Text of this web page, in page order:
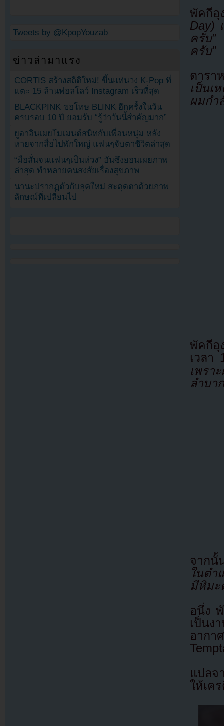
พัคกีอุ
Day)
ครับ”
ครับ”
ดารา
เป็นเ
ผมกำ
พัคกีอุ
เวลา
เพร
ลำบา
จากนั้
ในตำ
มีหิมะ
อนึ่ง
เป็นง
อาก
แปล
ให้เค
Tweets by @KpopYouzab
ข่าวล่ามาแรง
CORTIS สร้างสถิติใหม่! ขึ้นแท่นวง K-Pop ที่
แตะ 15 ล้านฟอลโลว์ Instagram เร็วที่สุด
BLACKPINK ขอโทษ BLINK อีกครั้งในวัน
ครบรอบ 10 ปี ยอมรับ “รู้ว่าวันนี้สำคัญมาก”
ยูอาอินเผยโมเมนต์สนิทกับเพื่อนหนุ่ม หลัง
หายจากสื่อไปพักใหญ่ แฟนๆจับตาชีวิตล่าสุด
“มือสั่นจนแฟนๆเป็นห่วง” ฮันซึงยอนเผยภาพ
ล่าสุด ทำหลายคนสงสัยเรื่องสุขภาพ
นานะปรากฏตัวกับลุคใหม่ สะดุดตาด้วยภาพ
ลักษณ์ที่เปลี่ยนไป